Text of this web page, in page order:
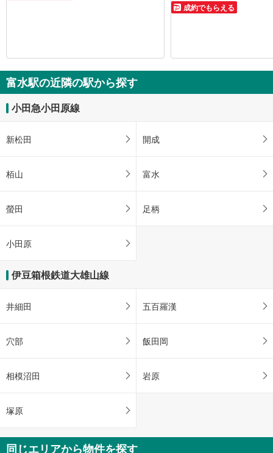
成約でもらえる
富水駅の近隣の駅から探す
小田急小田原線
新松田 開成
栢山 富水
螢田 足柄
小田原
伊豆箱根鉄道大雄山線
井細田 五百羅漢
穴部 飯田岡
相模沼田 岩原
塚原
同じエリアから物件を探す